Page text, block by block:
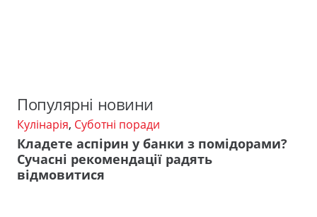
Популярні новини
Кулінарія, Суботні поради
Кладете аспірин у банки з помідорами?
Сучасні рекомендації радять
відмовитися